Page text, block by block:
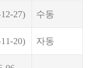
27) 수동
20) 자동